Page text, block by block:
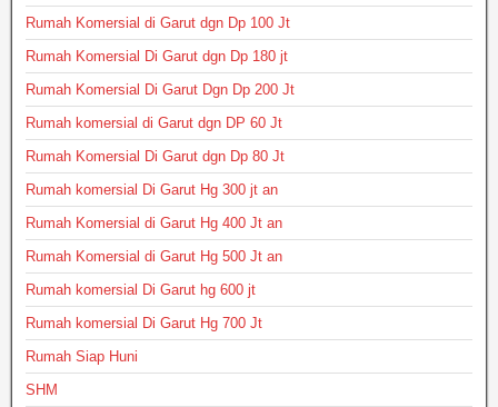
Rumah Komersial di Garut dgn Dp 100 Jt
Rumah Komersial Di Garut dgn Dp 180 jt
Rumah Komersial Di Garut Dgn Dp 200 Jt
Rumah komersial di Garut dgn DP 60 Jt
Rumah Komersial Di Garut dgn Dp 80 Jt
Rumah komersial Di Garut Hg 300 jt an
Rumah Komersial di Garut Hg 400 Jt an
Rumah Komersial di Garut Hg 500 Jt an
Rumah komersial Di Garut hg 600 jt
Rumah komersial Di Garut Hg 700 Jt
Rumah Siap Huni
SHM